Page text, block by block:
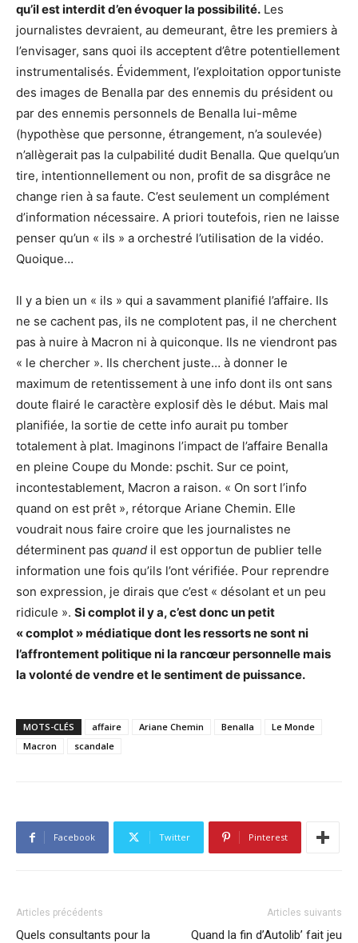
qu’il est interdit d’en évoquer la possibilité. Les
journalistes devraient, au demeurant, être les premiers à
l’envisager, sans quoi ils acceptent d’être potentiellement
instrumentalisés. Évidemment, l’exploitation opportuniste
des images de Benalla par des ennemis du président ou
par des ennemis personnels de Benalla lui-même
(hypothèse que personne, étrangement, n’a soulevée)
n’allègerait pas la culpabilité dudit Benalla. Que quelqu’un
tire, intentionnellement ou non, profit de sa disgrâce ne
change rien à sa faute. C’est seulement un complément
d’information nécessaire. A priori toutefois, rien ne laisse
penser qu’un « ils » a orchestré l’utilisation de la vidéo.
Quoique…
Il y a bien un « ils » qui a savamment planifié l’affaire. Ils
ne se cachent pas, ils ne complotent pas, il ne cherchent
pas à nuire à Macron ni à quiconque. Ils ne viendront pas
« le chercher ». Ils cherchent juste… à donner le
maximum de retentissement à une info dont ils ont sans
doute flairé le caractère explosif dès le début. Mais mal
planifiée, la sortie de cette info aurait pu tomber
totalement à plat. Imaginons l’impact de l’affaire Benalla
en pleine Coupe du Monde: pschit. Sur ce point,
incontestablement, Macron a raison. « On sort l’info
quand on est prêt », rétorque Ariane Chemin. Elle
voudrait nous faire croire que les journalistes ne
déterminent pas quand il est opportun de publier telle
information une fois qu’ils l’ont vérifiée. Pour reprendre
son expression, je dirais que c’est « désolant et un peu
ridicule ». Si complot il y a, c’est donc un petit
« complot » médiatique dont les ressorts ne sont ni
l’affrontement politique ni la rancœur personnelle mais
la volonté de vendre et le sentiment de puissance.
MOTS-CLÉS affaire Ariane Chemin Benalla
Le Monde
Macron
scandale
Facebook Twitter Pinterest
Articles précédents
Quels consultants pour la
Articles suivants
Quand la fin d’Autolib’ fait jeu